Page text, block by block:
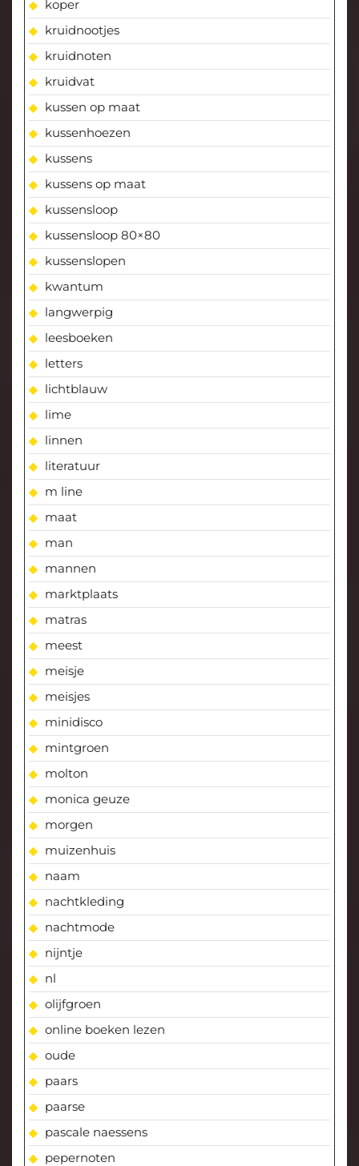
koper
kruidnootjes
kruidnoten
kruidvat
kussen op maat
kussenhoezen
kussens
kussens op maat
kussensloop
kussensloop 80×80
kussenslopen
kwantum
langwerpig
leesboeken
letters
lichtblauw
lime
linnen
literatuur
m line
maat
man
mannen
marktplaats
matras
meest
meisje
meisjes
minidisco
mintgroen
molton
monica geuze
morgen
muizenhuis
naam
nachtkleding
nachtmode
nijntje
nl
olijfgroen
online boeken lezen
oude
paars
paarse
pascale naessens
pepernoten